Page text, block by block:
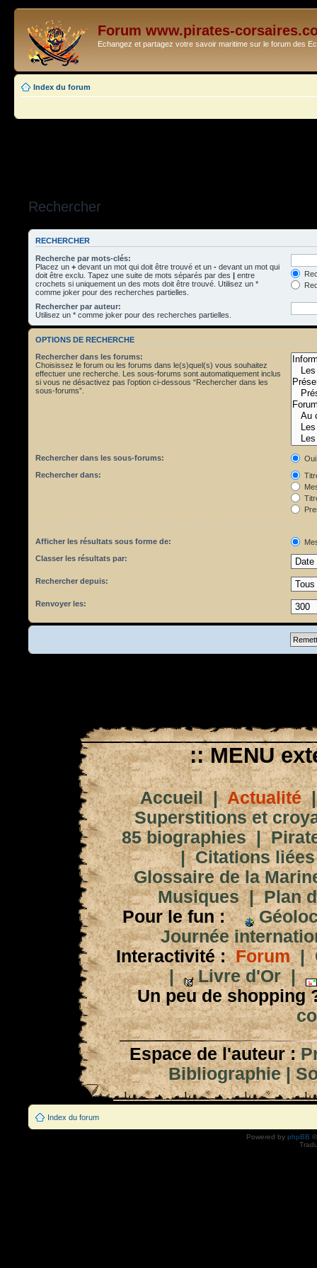
Forum www.pirates-
Echangez et partagez votre savoir maritime sur le forum des
Index du forum
Rechercher
RECHERCHER
Recherche par mots-clés:
Placez un + devant un mot qui doit être trouvé et un - devant un mot qui
doit être exclu. Tapez une suite de mots séparés par des | entre
crochets si uniquement un des mots doit être trouvé. Utilisez un *
comme joker pour des recherches partielles.
Rechercher par auteur:
Utilisez un * comme joker pour des recherches partielles.
OPTIONS DE RECHERCHE
Rechercher dans les forums:
Choisissez le forum ou les forums dans le(s)quel(s) vous souhaitez
effectuer une recherche. Les sous-forums sont automatiquement inclus
si vous ne désactivez pas l’option ci-dessous “Rechercher dans les
sous-forums”.
Rechercher dans les sous-forums:
Oui
Rechercher dans:
Afficher les résultats sous forme de:
Classer les résultats par:
Rechercher depuis:
Renvoyer les:
:: MENU
Accueil|Actualité
Superstitions et
85 biographies|
|Citations
Glossaire de la
Musiques|Plan
Pour le fun :
Journée
Interactivité : Forum|
|
Livre d'Or|
Un peu de shopping
Espace de l'auteur :
Bibliographie|
Index du forum
Powered by phpBB